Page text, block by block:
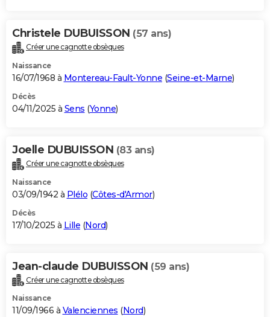
Christele DUBUISSON (57 ans)
Créer une cagnotte obsèques
Naissance
16/07/1968 à Montereau-Fault-Yonne (Seine-et-Marne)
Décès
04/11/2025 à Sens (Yonne)
Joelle DUBUISSON (83 ans)
Créer une cagnotte obsèques
Naissance
03/09/1942 à Plélo (Côtes-d'Armor)
Décès
17/10/2025 à Lille (Nord)
Jean-claude DUBUISSON (59 ans)
Créer une cagnotte obsèques
Naissance
11/09/1966 à Valenciennes (Nord)